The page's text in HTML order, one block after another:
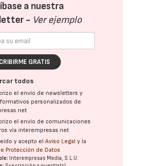
a nuestra
- Ver ejemplo
GRATIS
todos
el envío de newsletters y
personalizados de
el envío de comunicaciones
vía interempresas.net
y acepto elAviso Legal y la
Protección de Datos
Interempresas Media, S.L.U.